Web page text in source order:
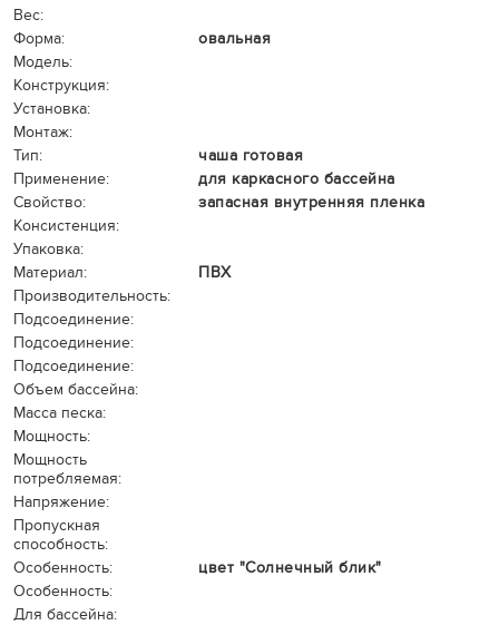
Вес:
Форма:
овальная
Модель:
Конструкция:
Установка:
Монтаж:
Тип:
чаша готовая
Применение:
для каркасного бассейна
Свойство:
запасная внутренняя пленка
Консистенция:
Упаковка:
Материал:
ПВХ
Производительность:
Подсоединение:
Подсоединение:
Подсоединение:
Объем бассейна:
Масса песка:
Мощность:
Мощность
потребляемая:
Напряжение:
Пропускная
способность:
Особенность:
цвет "Солнечный блик"
Особенность:
Для бассейна: